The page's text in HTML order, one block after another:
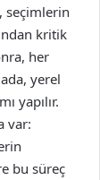
seçimlerin
kritik
her
yerel
yapılır.
var:
bu süreç